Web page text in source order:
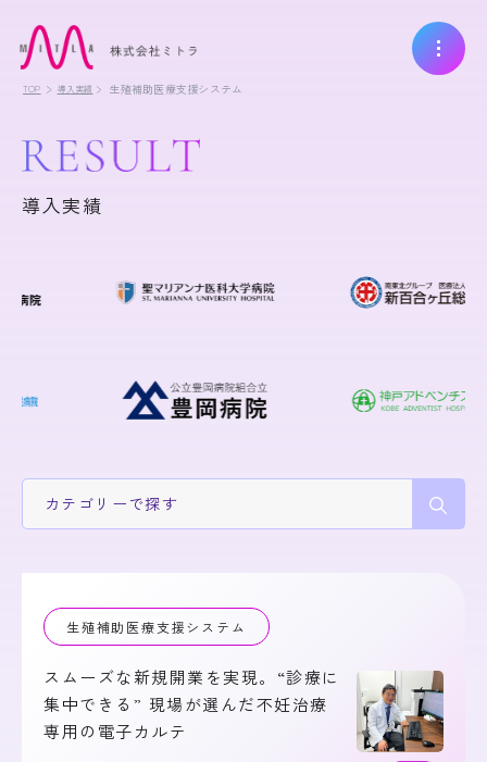
TOP 導入実績 生殖補助医療支援システム
導入実績
カテゴリー で探す
生殖補助医療支援システム
スムーズな新規開業を実現。“診療に
集中できる” 現場が選んだ不妊治療
専用の電子カルテ